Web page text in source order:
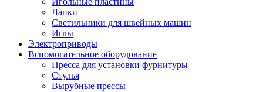
Лапки
Светильники для швейных машин
Иглы
Электроприводы
Вспомогательное оборудование
Пресса для установки фурнитуры
Стулья
Вырубные прессы